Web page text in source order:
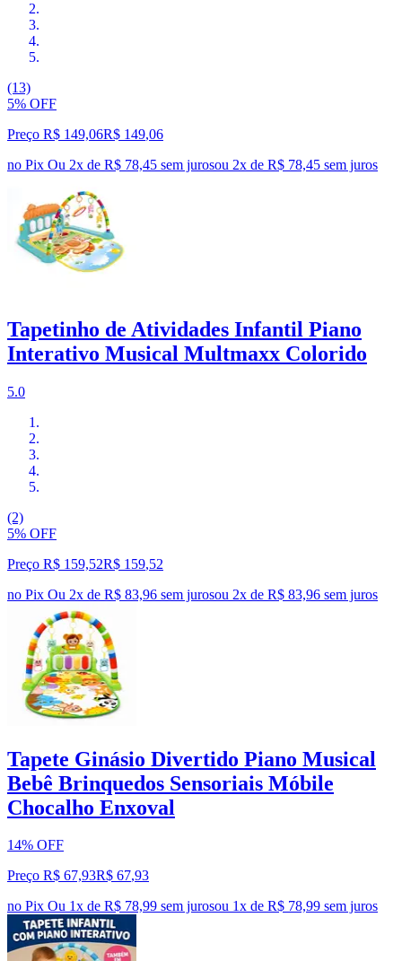
(13)
5% OFF
Preço R$ 149,06R$ 149,06
no Pix Ou 2x de R$ 78,45 sem jurosou 2x de R$ 78,45 sem juros
Tapetinho de Atividades Infantil Piano
Interativo Musical Multmaxx Colorido
5.0
(2)
5% OFF
Preço R$ 159,52R$ 159,52
no Pix Ou 2x de R$ 83,96 sem jurosou 2x de R$ 83,96 sem juros
Tapete Ginásio Divertido Piano Musical
Bebê Brinquedos Sensoriais Móbile
Chocalho Enxoval
14% OFF
Preço R$ 67,93R$ 67,93
no Pix Ou 1x de R$ 78,99 sem jurosou 1x de R$ 78,99 sem juros